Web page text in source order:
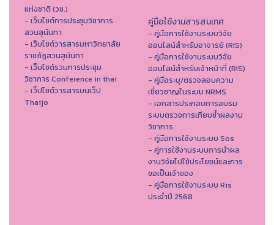
แห่งชาติ (วช.)
- เว็บไซต์การประชุมวิชาการ
สวนสุนันทา
- เว็บไซต์วารสารมหาวิทยาลัย
ราชภัฏสวนสุนันทา
- เว็บไซต์รวมการประชุม
วิชาการ Conference in thai
- เว็ปไซต์วารสารบนเว็ป
Thaijo
คู่มือใช้งานสารสนเทศ
- คู่มือการใช้งานระบบวิจัย
ออนไลน์สำหรับอาจารย์ (RIS)
- คู่มือการใช้งานระบบวิจัย
ออนไลน์สำหรับเจ้าหน้าที่ (RIS)
- คู่มือระบุ/ตรวจสอบความ
เชี่ยวชาญในระบบ NRMS
- เอกสารประกอบการอบรม
ระบบตรวจการเทียบซ้ำผลงาน
วิชาการ
- คู่มือการใช้งานระบบ Sos
- คู่การใช้งานระบบการนำผล
งานวิจัยไปใช้ประโยชน์และการ
ขอเป็นเจ้าของ
- คู่มือการใช้งานระบบ Ris
ประจำปี 2568